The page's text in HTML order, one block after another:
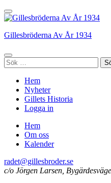
Hoppa
till
(tryck
Gillesbröderna Av År 1934
Sök
efter:
Hem
Nyheter
Gillets Historia
Logga in
Hem
Om oss
Kalender
radet@gillesbroder.se
c/o Jörgen Larsen,